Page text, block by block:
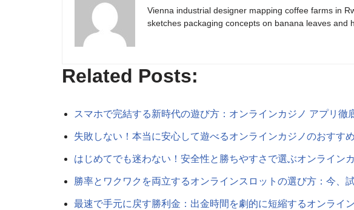
Vienna industrial designer mapping coffee farms in
sketches packaging concepts on banana leaves and
Related Posts:
スマホで完結する新時代の遊び方：オンラインカジノ アプリ徹
失敗しない！本当に安心して遊べるオンラインカジノのおすす
はじめてでも迷わない！安全性と勝ちやすさで選ぶオンライン
勝率とワクワクを両立するオンラインスロットの選び方：今、
最速で手元に戻す勝利金：出金時間を劇的に短縮するオンライ